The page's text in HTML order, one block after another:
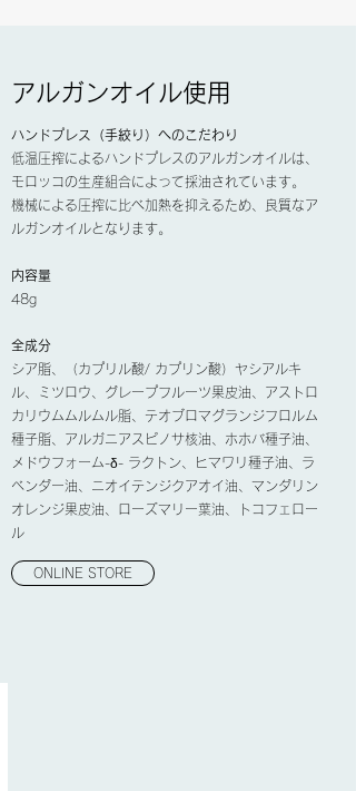
アルガンオイル使用
ハンドプレス（手絞り）へのこだわり
低温圧搾によるハンドプレスのアルガンオイルは、
モロッコの生産組合によって採油されています。
機械による圧搾に比べ加熱を抑えるため、良質なア
ルガンオイルとなります。
内容量
48g
全成分
シア脂、（カプリル酸/ カプリン酸）ヤシアルキ
ル、ミツロウ、グレープフルーツ果皮油、アストロ
カリウムムルムル脂、テオブロマグランジフロルム
種子脂、アルガニアスピノサ核油、ホホバ種子油、
メドウフォーム-δ- ラクトン、ヒマワリ種子油、ラ
ベンダー油、ニオイテンジクアオイ油、マンダリン
オレンジ果皮油、ローズマリー葉油、トコフェロー
ル
ONLINE STORE